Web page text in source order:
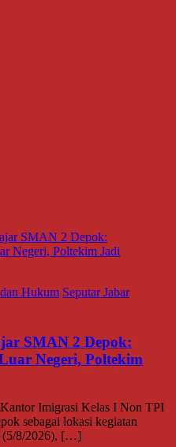
Hukum Seputar Jabar
SMAN 2 Depok:
Negeri, Poltekim
Imigrasi Kelas I Non TPI
sebagai lokasi kegiatan
(5/8/2026), […]